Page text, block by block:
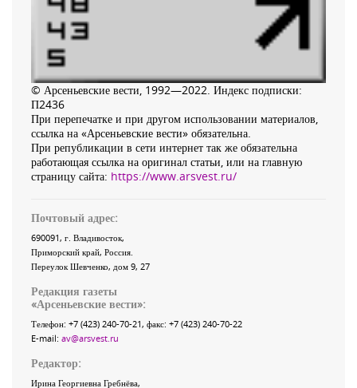
© Арсеньевские вести, 1992—2022. Индекс подписки:
П2436
При перепечатке и при другом использовании материалов,
ссылка на «Арсеньевские вести» обязательна.
При републикации в сети интернет так же обязательна
работающая ссылка на оригинал статьи, или на главную
страницу сайта: https://www.arsvest.ru/
Почтовый адрес:
690091, г. Владивосток,
Приморский край, Россия
Переулок Шевченко, дом 9, 27
Редакция газеты
«Арсеньевские вести»:
Телефон: +7 (423) 240-70-21, факс: +7 (423) 240-70-22
E-mail: av@arsvest.ru
Редактор:
Ирина Георгиевна Гребнёва,